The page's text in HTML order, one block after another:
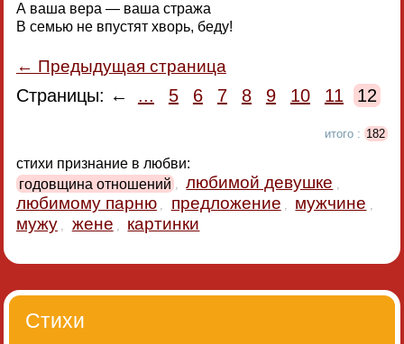
А ваша вера — ваша стража
В семью не впустят хворь, беду!
← Предыдущая страница
Страницы: ← ... 5 6 7 8 9 10 11 12
итого : 182
стихи признание в любви:
годовщина отношений , любимой девушке ,
любимому парню , предложение , мужчине ,
мужу , жене , картинки
Стихи